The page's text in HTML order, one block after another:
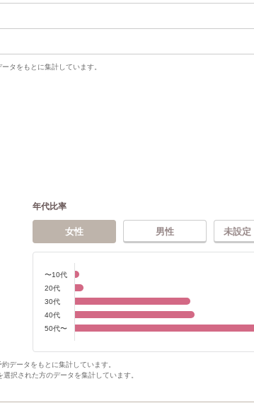
タをもとに集計しています。
年代比率
女性 男性 未設定
〜10代
20代
30代
40代
50代〜
データをもとに集計しています。
択された方のデータを集計しています。